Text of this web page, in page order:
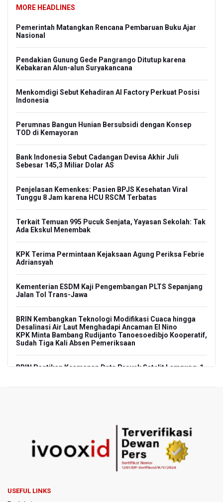
MORE HEADLINES
Pemerintah Matangkan Rencana Pembaruan Buku Ajar
Nasional
Pendakian Gunung Gede Pangrango Ditutup karena
Kebakaran Alun-alun Suryakancana
Menkomdigi Sebut Kehadiran AI Factory Perkuat Posisi
Indonesia
Perumnas Bangun Hunian Bersubsidi dengan Konsep
TOD di Kemayoran
Bank Indonesia Sebut Cadangan Devisa Akhir Juli
Sebesar 145,3 Miliar Dolar AS
Penjelasan Kemenkes: Pasien BPJS Kesehatan Viral
Tunggu 8 Jam karena HCU RSCM Terbatas
Terkait Temuan 995 Pucuk Senjata, Yayasan Sekolah: Tak
Ada Ekskul Menembak
KPK Terima Permintaan Kejaksaan Agung Periksa Febrie
Adriansyah
Kementerian ESDM Kaji Pengembangan PLTS Sepanjang
Jalan Tol Trans-Jawa
BRIN Kembangkan Teknologi Modifikasi Cuaca hingga
Desalinasi Air Laut Menghadapi Ancaman El Nino
KPK Minta Bambang Rudijanto Tanoesoedibjo Kooperatif,
Sudah Tiga Kali Absen Pemeriksaan
BRIN Pastikan Keamanan Data Proyek Satelit Lampung-1
Kuasa Hukum Klaim 995 Airsoft Gun di Sekolah Swasta
Jaksel Berizin, Bantah Kepemilikan Senjata Api dan
Narkoba
Menperin Sebut Insentif Kendaraan Listrik untuk Produk
USEFUL LINKS